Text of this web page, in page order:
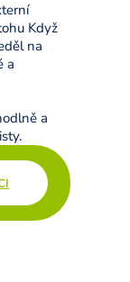
Když
na
a
a